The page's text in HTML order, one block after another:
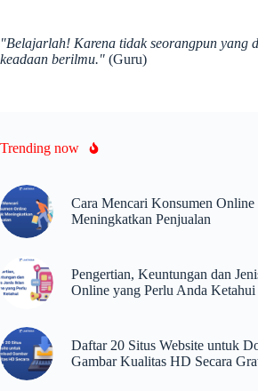
"Belajarlah! Karena tidak seorangpun yang
keadaan berilmu." (Guru)
Trending now
Cara Mencari Konsumen
Meningkatkan Penjualan
Pengertian, Keuntungan dan
Online yang Perlu Anda Ketahui
Daftar 20 Situs Website untuk
Gambar Kualitas HD Secara